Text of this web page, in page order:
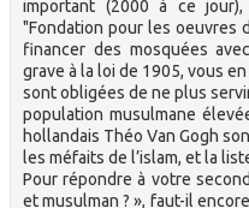
important (2000 à ce
"Fondation pour les oeuvres
financer des mosquées
grave à la loi de 1905, vous
sont obligées de ne plus
population musulmane
hollandais Théo Van Gogh
les méfaits de l’islam, et la
Pour répondre à votre
et musulman ? », faut-il